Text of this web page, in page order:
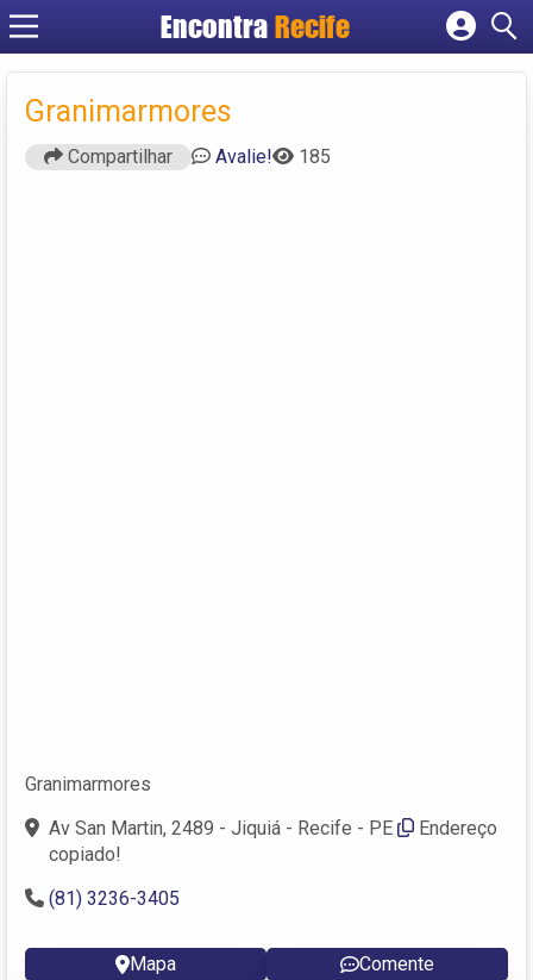
Encontra Recife
Cadastrar empresa
Granimarmores
Compartilhar Avalie! 185
Granimarmores
Av San Martin, 2489 - Jiquiá - Recife - PE
Endereço
copiado!
(81) 3236-3405
Mapa Comente